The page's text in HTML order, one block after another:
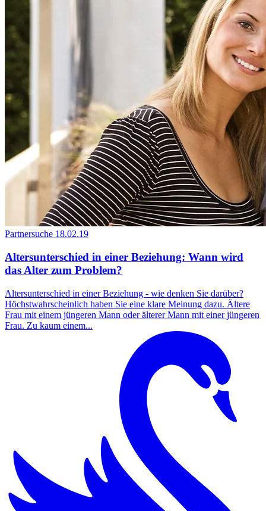
Partnersuche 18.02.19
Altersunterschied in einer Beziehung: Wann wird
das Alter zum Problem?
Altersunterschied in einer Beziehung - wie denken Sie darüber?
Höchstwahrscheinlich haben Sie eine klare Meinung dazu. Ältere
Frau mit einem jüngeren Mann oder älterer Mann mit einer jüngeren
Frau. Zu kaum einem...